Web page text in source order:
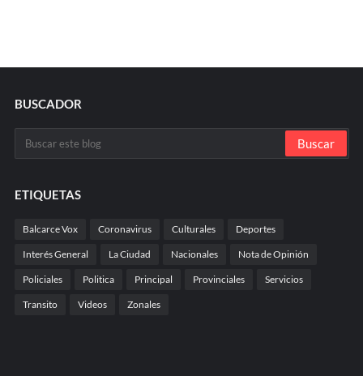
BUSCADOR
ETIQUETAS
Balcarce Vox Coronavirus Culturales Deportes
Interés General La Ciudad Nacionales Nota de Opinión
Policiales Politica Principal Provinciales Servicios
Transito Videos Zonales